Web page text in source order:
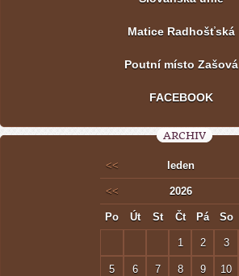
Matice Radhošťská
Poutní místo Zašová
FACEBOOK
ARCHIV
<< leden
<< 2026
Po Út St Čt Pá So
1 2 3
5 6 7 8 9 10